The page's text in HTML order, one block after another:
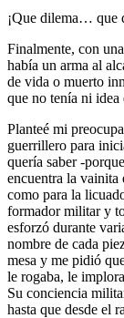
¡Que dilema… que
Finalmente, con
había un arma al
de vida o muerto
que no tenía ni
Planteé mi
guerrillero para
quería saber -
encuentra la
como para la
formador militar y
esforzó durante
nombre de cada
mesa y me pidió
le rogaba, le
Su conciencia
hasta que desde el